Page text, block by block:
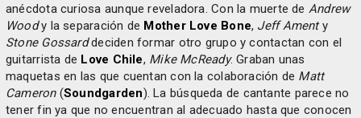
anécdota curiosa aunque reveladora. Con la muerte de Andrew
Woody la separación de Mother Love Bone, Jeff Amenty
Stone Gossarddeciden formar otro grupo y contactan con el
guitarrista de Love Chile, Mike McReady. Graban unas
maquetas en las que cuentan con la colaboración de Matt
Cameron(Soundgarden). La búsqueda de cantante parece no
tener fin ya que no encuentran al adecuado hasta que conocen